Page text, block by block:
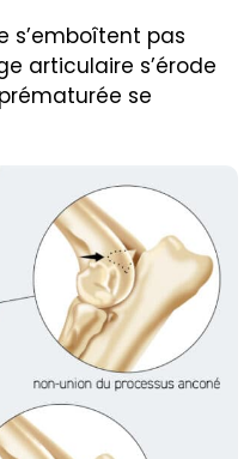
s’emboîtent pas
articulaire s’érode
prématurée se